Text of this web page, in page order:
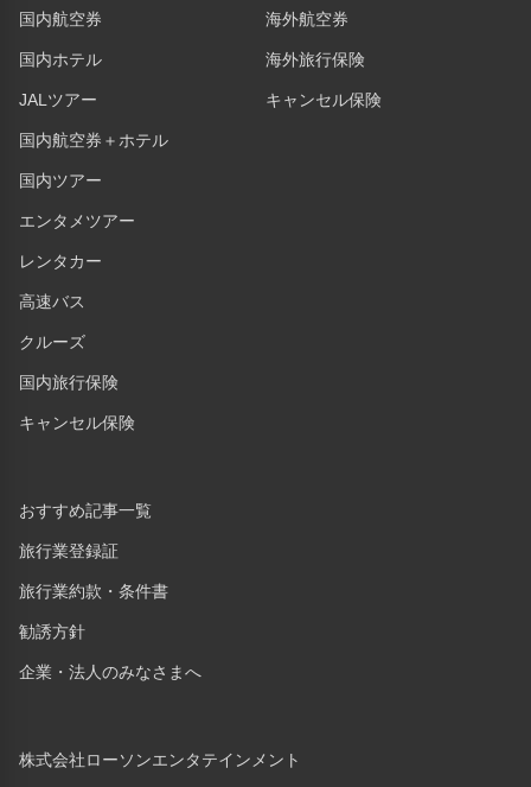
国内航空券
国内ホテル
JALツアー
国内航空券＋ホテル
国内ツアー
エンタメツアー
レンタカー
高速バス
クルーズ
国内旅行保険
キャンセル保険
海外航空券
海外旅行保険
キャンセル保険
おすすめ記事一覧
旅行業登録証
旅行業約款・条件書
勧誘方針
企業・法人のみなさまへ
株式会社ローソンエンタテインメント